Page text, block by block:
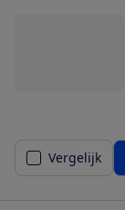
Vergelijk